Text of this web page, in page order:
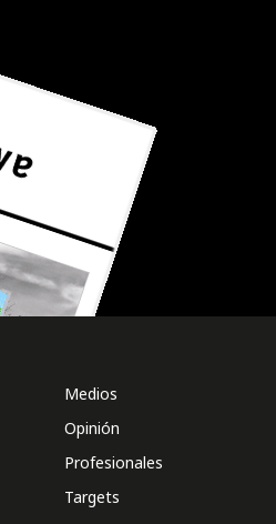
Medios
Opinión
Profesionales
Targets